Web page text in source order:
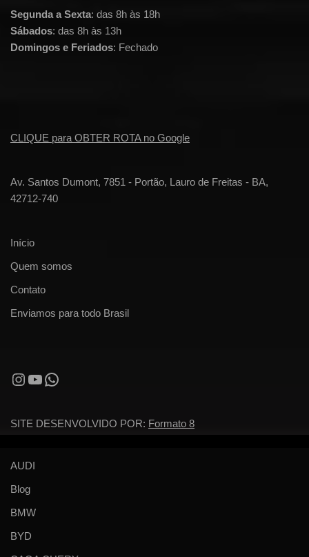
Segunda a Sexta: das 8h às 18h
Sábados: das 8h às 13h
Domingos e Feriados: Fechado
CLIQUE para OBTER ROTA no Google
Av. Santos Dumont, 7851 - Portão, Lauro de Freitas - BA,
42712-740
Início
Quem somos
Contato
Enviamos para todo Brasil
SITE DESENVOLVIDO POR: Formato 8
AUDI
Blog
BMW
BYD